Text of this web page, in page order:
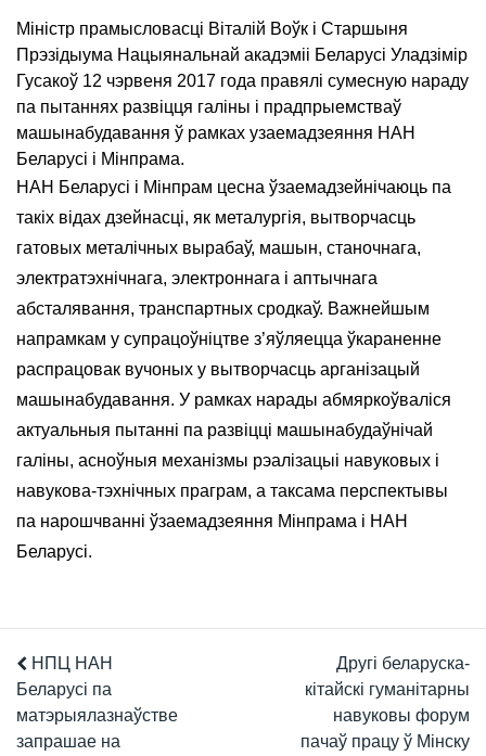
Міністр прамысловасці Віталій Воўк і Старшыня
Прэзідыума Нацыянальнай акадэміі Беларусі Уладзімір
Гусакоў 12 чэрвеня 2017 года правялі сумесную нараду
па пытаннях развіцця галіны і прадпрыемстваў
машынабудавання ў рамках узаемадзеяння НАН
Беларусі і Мінпрама.
НАН Беларусі і Мінпрам цесна ўзаемадзейнічаюць па
такіх відах дзейнасці, як металургія, вытворчасць
гатовых металічных вырабаў, машын, станочнага,
электратэхнічнага, электроннага і аптычнага
абсталявання, транспартных сродкаў. Важнейшым
напрамкам у супрацоўніцтве з’яўляецца ўкараненне
распрацовак вучоных у вытворчасць арганізацый
машынабудавання. У рамках нарады абмяркоўваліся
актуальныя пытанні па развіцці машынабудаўнічай
галіны, асноўныя механізмы рэалізацыі навуковых і
навукова-тэхнічных праграм, а таксама перспектывы
па нарошчванні ўзаемадзеяння Мінпрама і НАН
Беларусі.
НПЦ НАН
Беларусі па
матэрыялазнаўстве
запрашае на
Другі беларуска-
кітайскі гуманітарны
навуковы форум
пачаў працу ў Мінску